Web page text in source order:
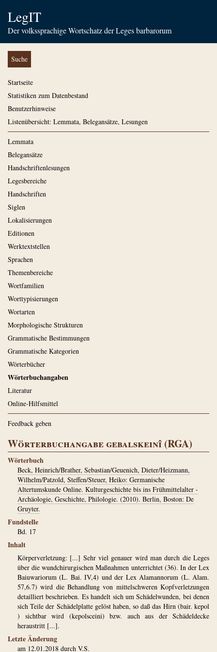
LegIT
Der volkssprachige Wortschatz der Leges barbarorum
Suche
Startseite
Statistiken zum Datenbestand
Benutzerhinweise
Listenübersicht: Lemmata, Belegansätze, Lesungen
Lemmata
Belegansätze
Handschriftenlesungen
Legesbereiche
Handschriften
Siglen
Lokalisierungen
Editionen
Werktextstellen
Sprachen
Themenbereiche
Wortfamilien
Worttypisierungen
Wortarten
Morphologische Strukturen
Grammatische Bestimmungen
Grammatische Kategorien
Wörterbücher
Wörterbuchangaben
Literatur
Online-Hilfsmittel
Feedback geben
Wörterbuchangabe gebalskeinî (RGA)
Wörterbuch
Beck, Heinrich/Brather, Sebastian/Geuenich, Dieter/Heizmann,
Wilhelm/Patzold, Steffen/Steuer, Heiko: Germanische
Altertumskunde Online. Kulturgeschichte bis ins Frühmittelalter -
Archäologie, Geschichte, Philologie. (2010). Berlin, Boston: De
Gruyter.
Fundstelle
Bd. 17
Inhalt
Körperverletzung: [...] Sehr viel genauer wird man durch die Leges
über die wundchirurgischen Maßnahmen unterrichtet (36). In der Lex
Baiuwariorum (L. Bai. IV,4) und der Lex Alamannorum (L. Alam.
57,6.7) wird die Behandlung von mittelschweren Kopfverletzungen
detailliert beschrieben. Es handelt sich um Schädelwunden, bei denen
sich Teile der Schädelplatte gelöst haben, so daß das Hirn (bair. kepol
) sichtbar wird (kepolsceini) bzw. auch aus der Schädeldecke
heraustritt [...].
Letzte Änderung
am 12.01.2018 durch V.S.